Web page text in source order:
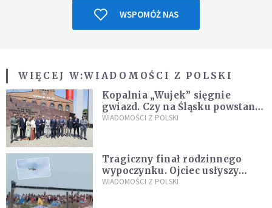
WSPOMÓŻ NAS
WIĘCEJ W:WIADOMOŚCI Z POLSKI
Kopalnia „Wujek” sięgnie
gwiazd. Czy na Śląsku powstanie
„Dolina Krzemowa”?
WIADOMOŚCI Z POLSKI
Tragiczny finał rodzinnego
wypoczynku. Ojciec usłyszy
zarzuty
WIADOMOŚCI Z POLSKI